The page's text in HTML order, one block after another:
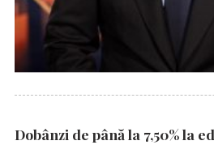
Dobânzi de până la 7,50% la